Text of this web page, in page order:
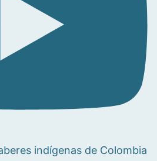
indígenas de Colombia